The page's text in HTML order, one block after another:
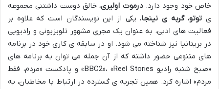
خاص خود وجود دارد.درموت اولیری، خالق دوست داشتنی مجموعه
ی توتو، گربه ی نینجا، یکی از این نویسندگان است که علاوه بر
فعالیت های ادبی، به عنوان یک مجری مشهور تلویزیونی و رادیویی
در بریتانیا نیز شناخته می شود. او در سابقه ی کاری خود در برنامه
های متنوعی حضور داشته که از آن جمله می توان به برنامه های
«صبح شنبه رادیو BBC2»، «Reel Stories» و پادکست «مردم، فقط
مردم» اشاره کرد. همین تجربه ی گسترده در ارتباط با مخاطبان، به